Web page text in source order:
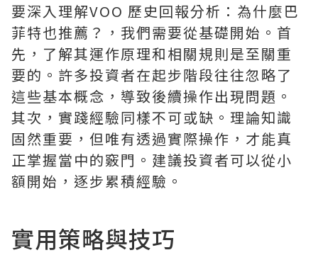
要深入理解VOO 歷史回報分析：為什麼巴
菲特也推薦？，我們需要從基礎開始。首
先，了解其運作原理和相關規則是至關重
要的。許多投資者在起步階段往往忽略了
這些基本概念，導致後續操作出現問題。
其次，實踐經驗同樣不可或缺。理論知識
固然重要，但唯有透過實際操作，才能真
正掌握當中的竅門。建議投資者可以從小
額開始，逐步累積經驗。
實用策略與技巧